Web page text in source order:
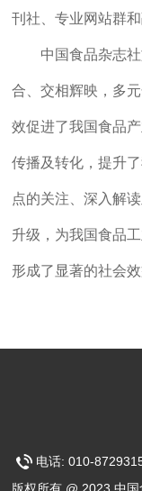
刊社、专业网站群和
中国食品杂志
合、交相辉映，多
效促进了我国食品
传播及转化，提升
点的关注、深入解
升级，为我国食品
形成了显著的社会效
电话: 010-
版权所有 @ 2023 中